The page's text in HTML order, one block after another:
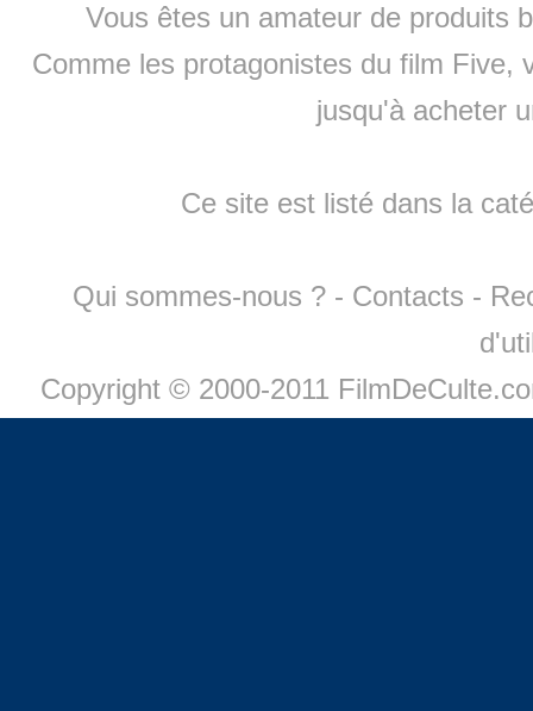
Vous êtes un amateur de produits
Comme les protagonistes du film Five,
jusqu'à acheter
Ce site est listé dans la
Qui sommes-nous ? - Contacts -
Copyright © 2000-2011